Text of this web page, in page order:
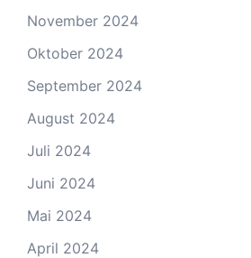
November 2024
Oktober 2024
September 2024
August 2024
Juli 2024
Juni 2024
Mai 2024
April 2024